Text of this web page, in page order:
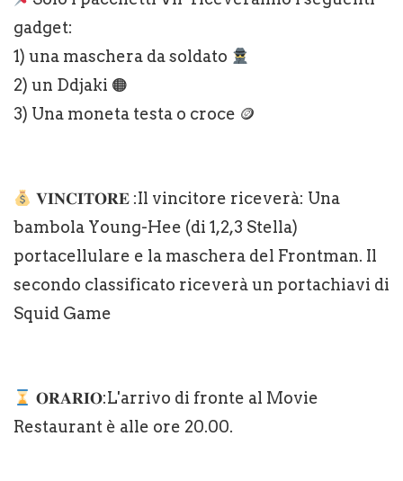
gadget:
1) una maschera da soldato
2) un Ddjaki 🟠
3) Una moneta testa o croce 🪙
︎ 𝐕𝐈𝐍𝐂𝐈𝐓𝐎𝐑𝐄 :Il vincitore riceverà: Una
bambola Young-Hee (di 1,2,3 Stella)
portacellulare e la maschera del Frontman. Il
secondo classificato riceverà un portachiavi di
Squid Game
𝐎𝐑𝐀𝐑𝐈𝐎:L'arrivo di fronte al Movie
Restaurant è alle ore 20.00.